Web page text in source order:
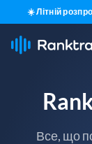
☀️ Літній
Все, що